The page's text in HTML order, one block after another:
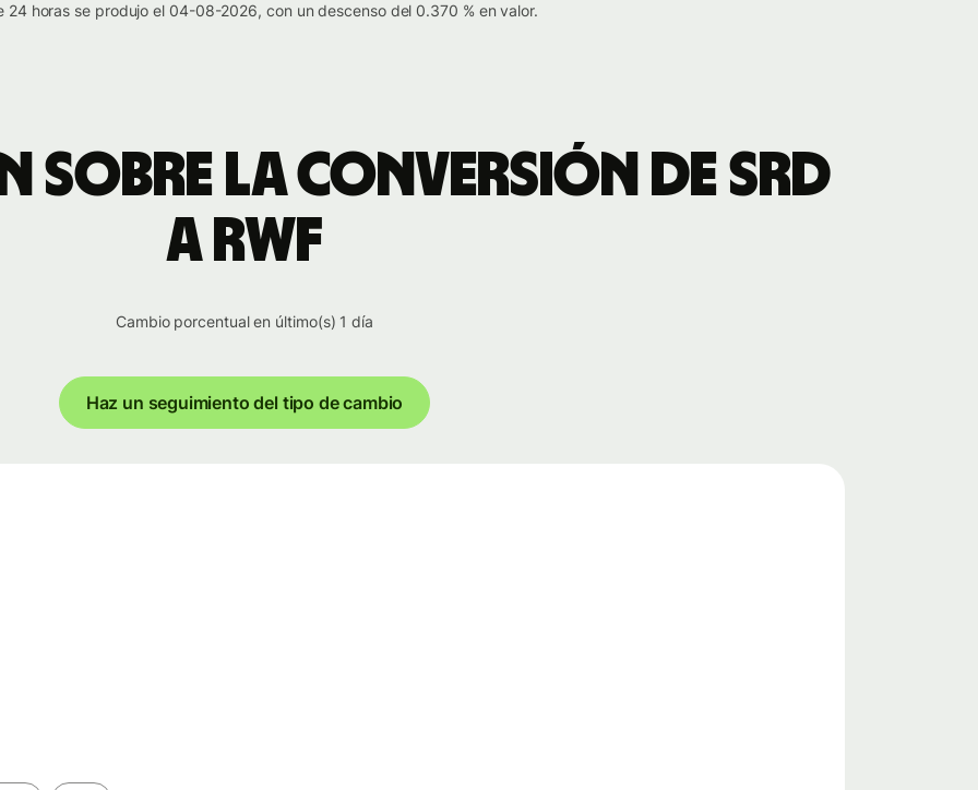
horas se produjo el 04-08-2026, con un descenso del 0.370 % en valor.
la conversión de SRD
a RWF
Cambio porcentual en último(s) 1 día
Haz un seguimiento del tipo de cambio